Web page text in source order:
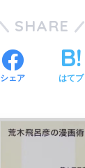
SHARE
シェア はてブ